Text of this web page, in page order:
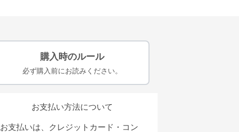
購入時のルール
必ず購入前にお読みください。
お支払い方法について
お支払いは、クレジットカード・コン